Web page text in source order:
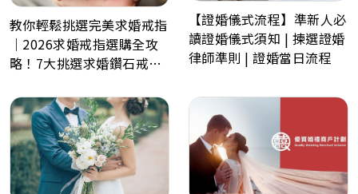
教你輕鬆挑選完美求婚戒指
｜2026求婚戒指選購全攻
略！7大挑選求婚鑽石戒指
【證婚儀式流程】準新人必
讀證婚儀式須知 | 揀選證婚
律師準則 | 證婚當日流程